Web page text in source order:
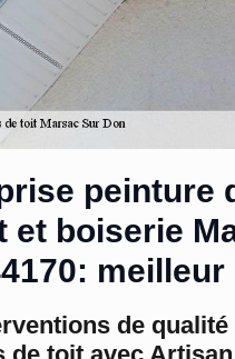
peinture
et boiserie
de